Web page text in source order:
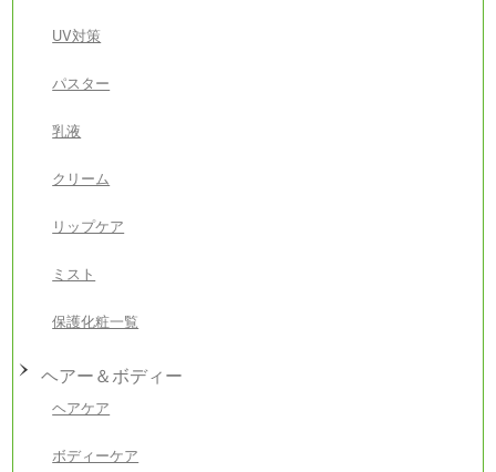
UV対策
パスター
乳液
クリーム
リップケア
ミスト
保護化粧一覧
ヘアー＆ボディー
ヘアケア
ボディーケア